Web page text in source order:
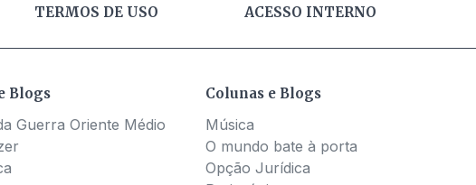
TERMOS DE USO ACESSO INTERNO
Blogs
Guerra Oriente Médio
Colunas e Blogs
Música
O mundo bate à porta
Opção Jurídica